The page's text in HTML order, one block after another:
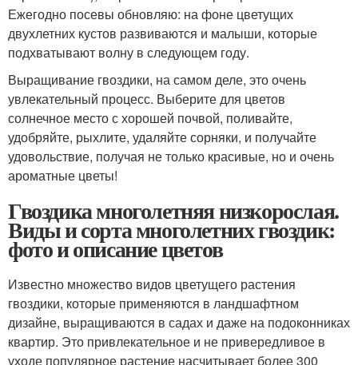
Ежегодно посевы обновляю: на фоне цветущих
двухлетних кустов развиваются и малыши, которые
подхватывают волну в следующем году.
Выращивание гвоздики, на самом деле, это очень
увлекательный процесс. Выберите для цветов
солнечное место с хорошей почвой, поливайте,
удобряйте, рыхлите, удаляйте сорняки, и получайте
удовольствие, получая не только красивые, но и очень
ароматные цветы!
Гвоздика многолетняя низкорослая.
Виды и сорта многолетних гвоздик:
фото и описание цветов
Известно множество видов цветущего растения
гвоздики, которые применяются в ландшафтном
дизайне, выращиваются в садах и даже на подоконниках
квартир. Это привлекательное и не привередливое в
уходе популярное растение насчитывает более 300